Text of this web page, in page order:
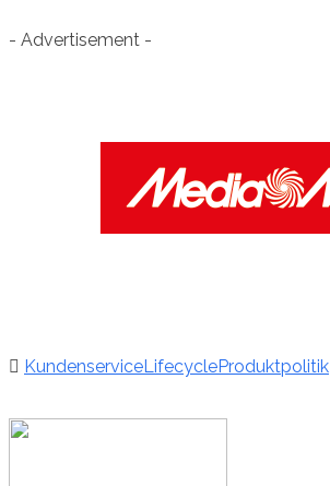
- Advertisement -
KundenserviceLifecycleProduktpolitik